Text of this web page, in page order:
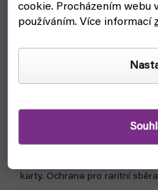
cookie. Procházením webu
používáním. Více informací
Držák na karty UV
karty. Ochrana pro raritní